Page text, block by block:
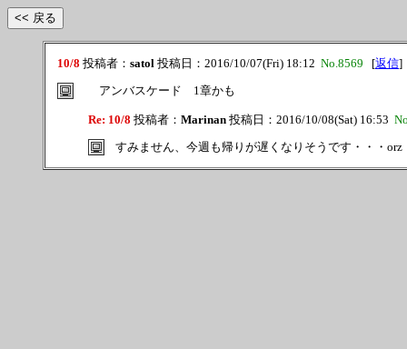
10/8 投稿者： satol 投稿日：2016/10/07(Fri) 18:12 No.8569 [返信]
アンバスケード 1章かも
Re: 10/8 投稿者： Marinan 投稿日：2016/10/08(Sat) 16:53
すみません、今週も帰りが遅くなりそうです・・・orz